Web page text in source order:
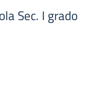
Sec. I grado